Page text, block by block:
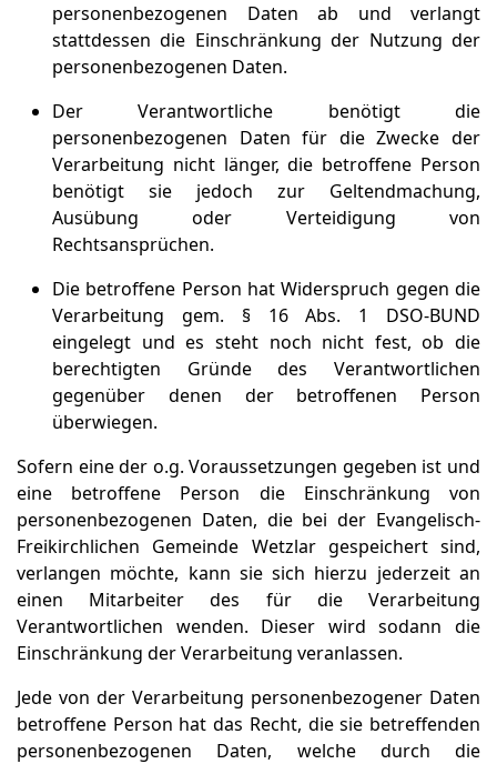
personenbezogenen Daten ab und verlangt
stattdessen die Einschränkung der Nutzung der
personenbezogenen Daten.
Der Verantwortliche benötigt die
personenbezogenen Daten für die Zwecke der
Verarbeitung nicht länger, die betroffene Person
benötigt sie jedoch zur Geltendmachung,
Ausübung oder Verteidigung von
Rechtsansprüchen.
Die betroffene Person hat Widerspruch gegen die
Verarbeitung gem. § 16 Abs. 1 DSO-BUND
eingelegt und es steht noch nicht fest, ob die
berechtigten Gründe des Verantwortlichen
gegenüber denen der betroffenen Person
überwiegen.
Sofern eine der o.g. Voraussetzungen gegeben ist und
eine betroffene Person die Einschränkung von
personenbezogenen Daten, die bei der Evangelisch-
Freikirchlichen Gemeinde Wetzlar gespeichert sind,
verlangen möchte, kann sie sich hierzu jederzeit an
einen Mitarbeiter des für die Verarbeitung
Verantwortlichen wenden. Dieser wird sodann die
Einschränkung der Verarbeitung veranlassen.
Jede von der Verarbeitung personenbezogener Daten
betroffene Person hat das Recht, die sie betreffenden
personenbezogenen Daten, welche durch die